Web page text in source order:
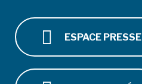
ESPACE PRESSE